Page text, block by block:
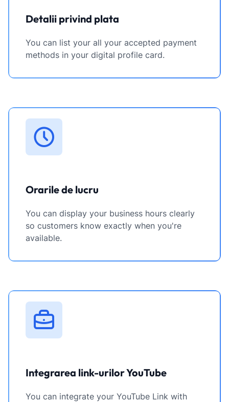
Detalii privind plata
You can list your all your accepted payment
methods in your digital profile card.
Orarile de lucru
You can display your business hours clearly
so customers know exactly when you're
available.
Integrarea link-urilor YouTube
You can integrate your YouTube Link with